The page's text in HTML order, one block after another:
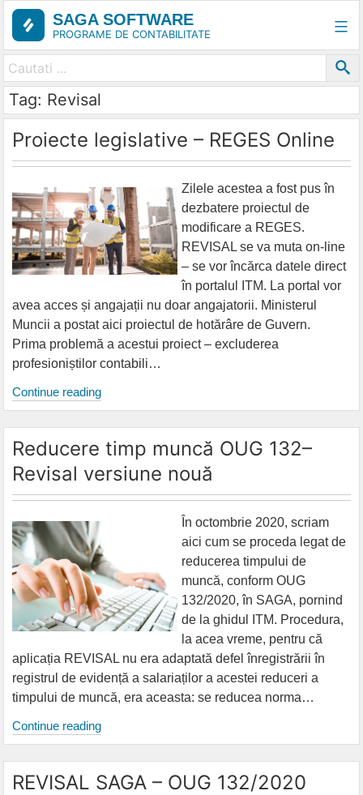
Skip
content
SAGA SOFTWARE
PROGRAME DE CONTABILITATE
Tag: Revisal
Proiecte legislative – REGES Online
Zilele acestea a fost pus în
dezbatere proiectul de
modificare a REGES.
REVISAL se va muta on-line
– se vor încărca datele direct
în portalul ITM. La portal vor
avea acces și angajații nu doar angajatorii. Ministerul
Muncii a postat aici proiectul de hotărâre de Guvern.
Prima problemă a acestui proiect – excluderea
profesioniștilor contabili…
Continue readingProiecte
legislative
–
REGES
Online
Reducere timp muncă OUG 132–
Revisal versiune nouă
În octombrie 2020, scriam
aici cum se proceda legat de
reducerea timpului de
muncă, conform OUG
132/2020, în SAGA, pornind
de la ghidul ITM. Procedura,
la acea vreme, pentru că
aplicația REVISAL nu era adaptată defel înregistrării în
registrul de evidență a salariaților a acestei reduceri a
timpului de muncă, era aceasta: se reducea norma…
Continue readingReducere
timp
muncă
OUG
REVISAL SAGA – OUG 132/2020